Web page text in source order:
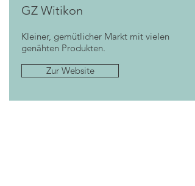
GZ Witikon
Kleiner, gemütlicher Markt mit vielen
genähten Produkten.
Zur Website